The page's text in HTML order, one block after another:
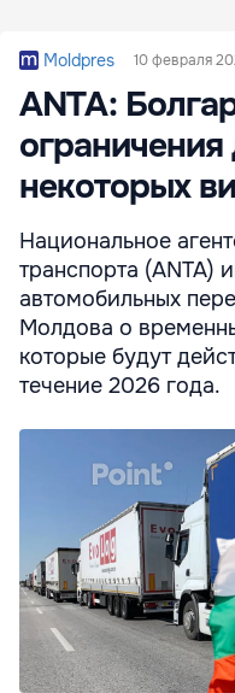
Moldpres 10 февраля
ANTA:
некоторых
Национальное
транспорта (ANTA)
автомобильных
Молдова о
которые будут
течение 2026 года.